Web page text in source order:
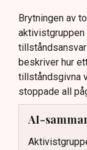
Brytningen av
aktivistgruppen
beskriver hur
tillståndsgivna
stoppade all
AI-